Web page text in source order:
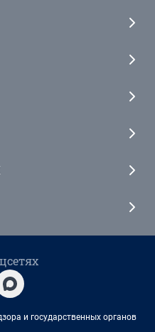
и государственных органов